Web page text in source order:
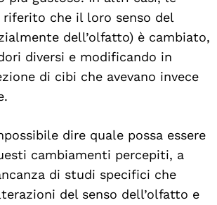
riferito che il loro senso del
dell’olfatto) è cambiato,
diversi e modificando in
di cibi che avevano invece
dire quale possa essere
cambiamenti percepiti, a
di studi specifici che
del senso dell’olfatto e